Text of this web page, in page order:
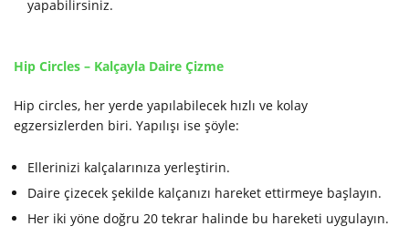
yapabilirsiniz.
Hip Circles – Kalçayla Daire Çizme
Hip circles, her yerde yapılabilecek hızlı ve kolay
egzersizlerden biri. Yapılışı ise şöyle:
Ellerinizi kalçalarınıza yerleştirin.
Daire çizecek şekilde kalçanızı hareket ettirmeye başlayın.
Her iki yöne doğru 20 tekrar halinde bu hareketi uygulayın.